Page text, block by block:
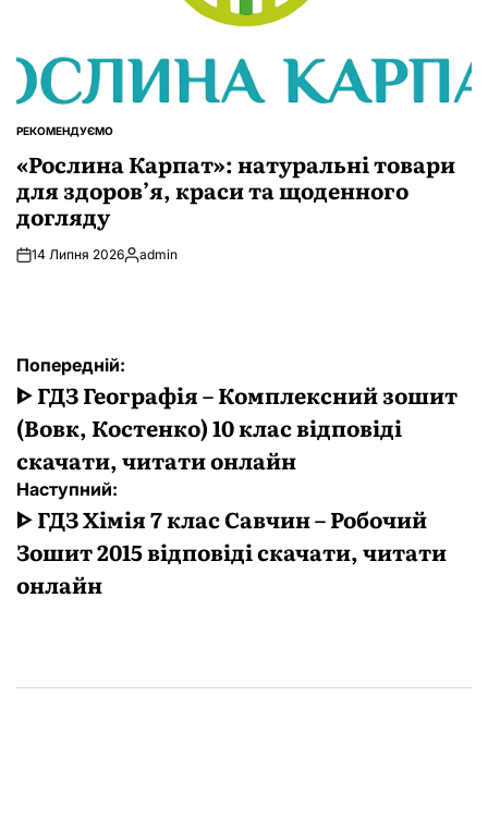
ОПУБЛІКУВАТИ
РЕКОМЕНДУЄМО
«Рослина Карпат»: натуральні товари
для здоров’я, краси та щоденного
догляду
14 Липня 2026Опубліковано
admin
Навігація
записів
Попередній:
ᐈ ГДЗ Географія – Комплексний зошит
(Вовк, Костенко) 10 клас відповіді
скачати, читати онлайн
Наступний:
ᐈ ГДЗ Хімія 7 клас Савчин – Робочий
Зошит 2015 відповіді скачати, читати
онлайн